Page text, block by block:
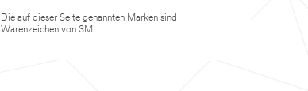
Die auf dieser Seite genannten Marken sind
Warenzeichen von 3M.